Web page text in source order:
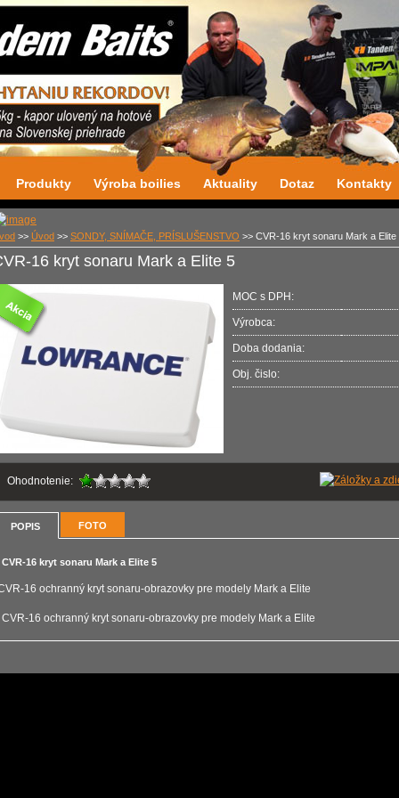
>> Úvod >> SONDY, SNÍMAČE, PRÍSLUŠENSTVO >> CVR-16 kryt sonaru Mark a Elite
16 kryt sonaru Mark a Elite 5
MOC s DPH:
Výrobca:
Doba dodania:
Obj. čislo:
Ohodnotenie:
POPIS FOTO
CVR-16 kryt sonaru Mark a Elite 5
16 ochranný kryt sonaru-obrazovky pre modely Mark a Elite
CVR-16 ochranný kryt sonaru-obrazovky pre modely Mark a Elite
Produkty Výroba boilies Aktuality Dotaz Kontakty